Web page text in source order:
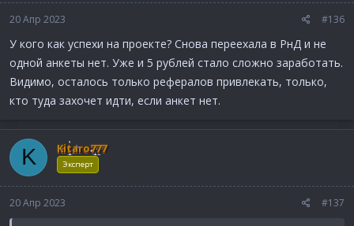
20 Апр 2023 #136
У кого как успехи на проекте? Снова переехала в РнД и не
одной анкеты нет. Уже и 5 рублей стало сложно заработать.
Видимо, осталось только рефералов привлекать, только,
кто туда захочет идти, если анкет нет.
K Kitaro777
Эксперт
20 Апр 2023 #137